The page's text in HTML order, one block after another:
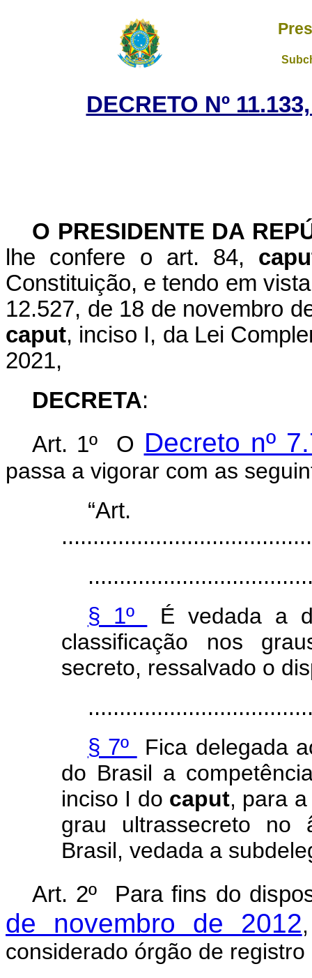
DECRETO Nº
O PRESIDENTE DA
lhe confere o art. 84,
Constituição, e tendo em
12.527, de 18 de novembro
caput, inciso I, da Lei
2021,
DECRETA:
Art. 1º O Decreto nº
passa a vigorar com as
§ 1º
É vedada a
classificação nos
secreto, ressalvado o
§ 7º
Fica delegada
do Brasil a
inciso I do caput, para
grau ultrassecreto no
Brasil, vedada a
Art. 2º Para fins do
de novembro de 2012
considerado órgão de